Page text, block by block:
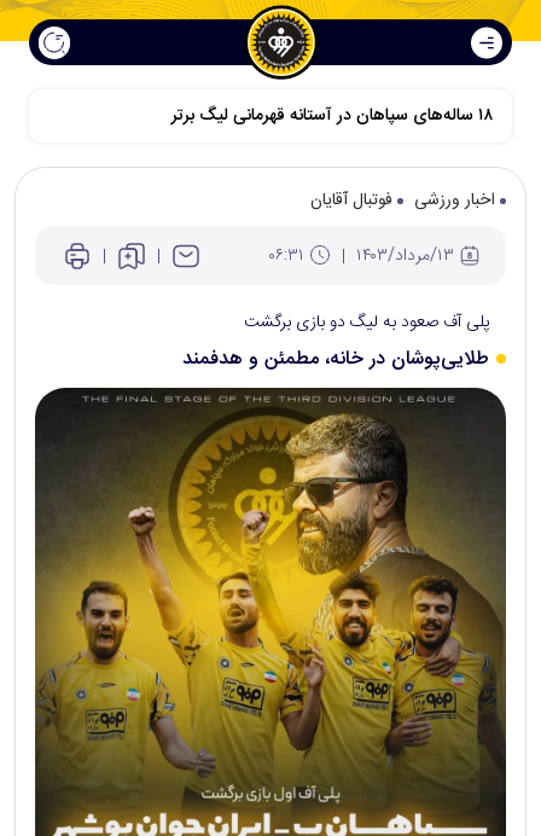
اخبار ورزشی
فوتبال آقایان
پلی آف صعود به لیگ دو بازی برگشت
طلایی‌پوشان در خانه، مطمئن و هدفمند